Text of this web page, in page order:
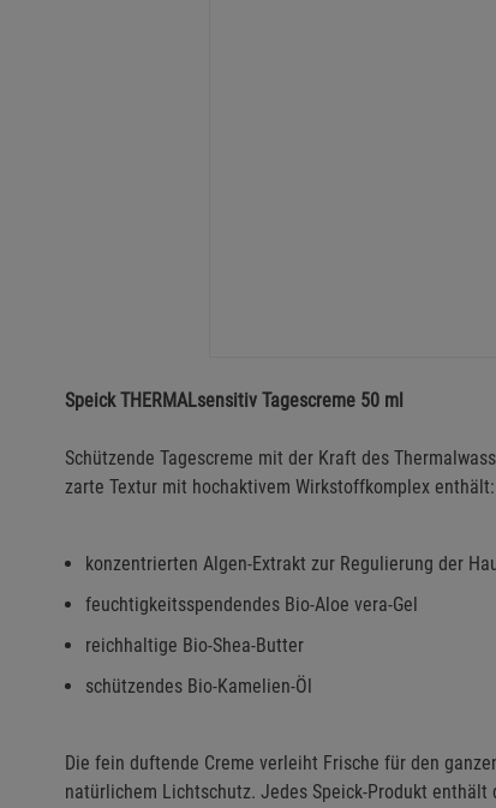
Speick THERMALsensitiv Tagescreme 50 ml
Schützende Tagescreme mit der Kraft des
zarte Textur mit hochaktivem Wirkstoffkomplex enthält:
konzentrierten Algen-Extrakt zur Regulierung der
feuchtigkeitsspendendes Bio-Aloe vera-Gel
reichhaltige Bio-Shea-Butter
schützendes Bio-Kamelien-Öl
Die fein duftende Creme verleiht Frische für den
natürlichem Lichtschutz. Jedes Speick-Produkt